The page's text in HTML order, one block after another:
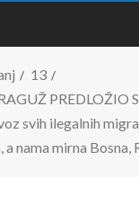
13
PREDLOŽIO
svih ilegalnih
nama mirna Bosna,